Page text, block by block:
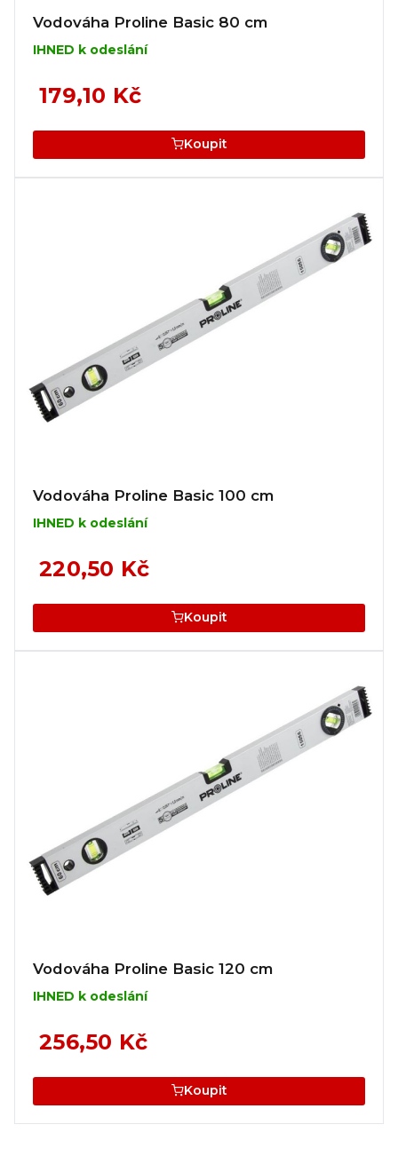
Vodováha Proline Basic 80 cm
IHNED k odeslání
179,10 Kč
Koupit
Vodováha Proline Basic 100 cm
IHNED k odeslání
220,50 Kč
Koupit
Vodováha Proline Basic 120 cm
IHNED k odeslání
256,50 Kč
Koupit